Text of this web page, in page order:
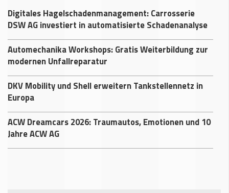
Digitales Hagelschadenmanagement: Carrosserie
DSW AG investiert in automatisierte Schadenanalyse
Automechanika Workshops: Gratis Weiterbildung zur
modernen Unfallreparatur
DKV Mobility und Shell erweitern Tankstellennetz in
Europa
ACW Dreamcars 2026: Traumautos, Emotionen und 10
Jahre ACW AG